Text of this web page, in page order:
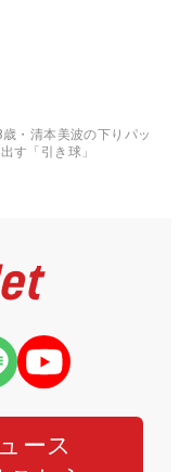
・清本美波の下りパッ
す「引き球」
ース